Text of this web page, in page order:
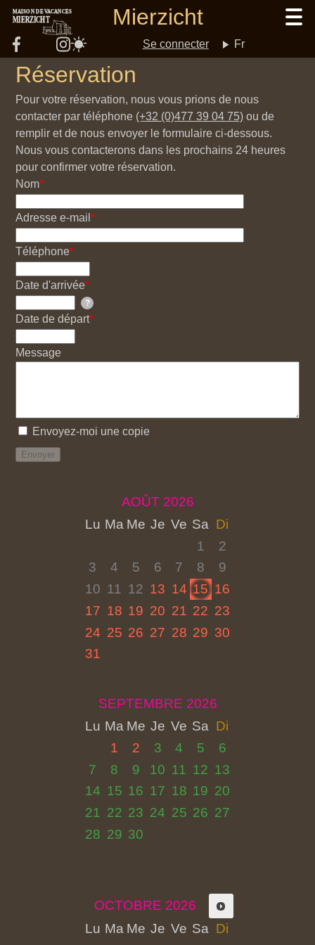
Aller
contenu
principal
MIERZICHT
MAISON DE VACANCES Mierzicht
Fr
User
account
menu
Se connecter
Réservation
Pour votre réservation, nous vous prions de nous
contacter par téléphone (+32 (0)477 39 04 75) ou de
remplir et de nous envoyer le formulaire ci-dessous.
Nous vous contacterons dans les prochains 24 heures
pour confirmer votre réservation.
Nom
Adresse e-mail
Téléphone
Date d'arrivée
?
Date de départ
Message
Envoyez-moi une copie
AOÛT 2026
Lu Ma Me Je Ve Sa Di
1
2
3
4 5 6 7 8
9
10 11 12 13 14 15 16
17 18 19 20 21 22 23
24 25 26 27 28 29 30
31
SEPTEMBRE 2026
Lu Ma Me Je Ve Sa Di
1
2 3 4 5
6
7
8 9 10 11 12 13
14 15 16 17 18 19 20
21 22 23 24 25 26 27
28 29 30
OCTOBRE 2026
Lu Ma Me Je Ve Sa Di